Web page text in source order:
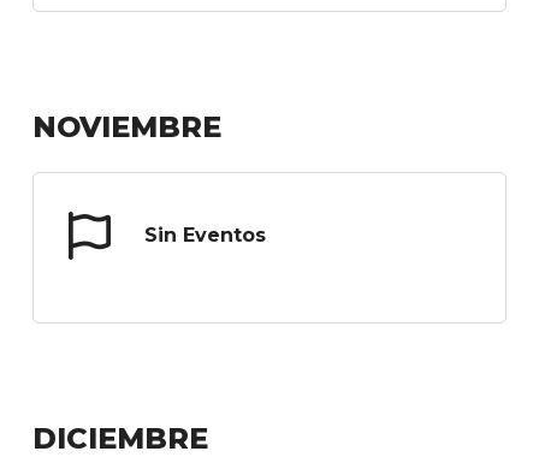
NOVIEMBRE
Sin Eventos
DICIEMBRE